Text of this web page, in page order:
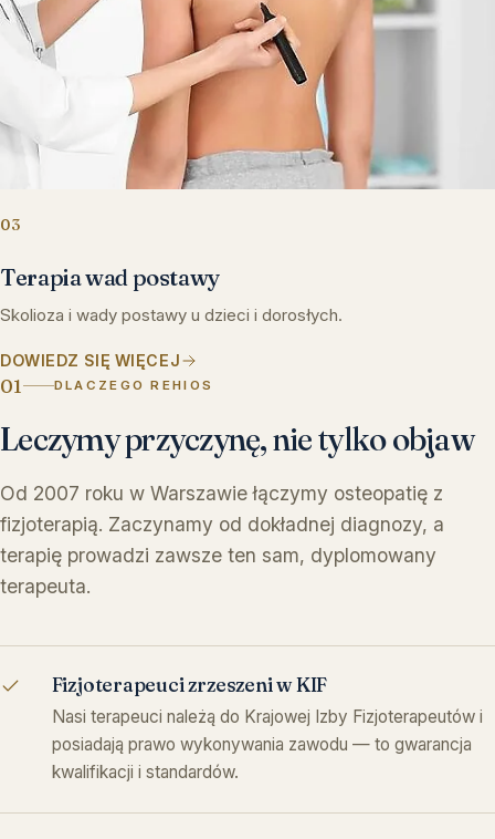
03
Terapia wad postawy
Skolioza i wady postawy u dzieci i dorosłych.
DOWIEDZ SIĘ WIĘCEJ
01 DLACZEGO REHIOS
Leczymy przyczynę, nie tylko objaw
Od 2007 roku w Warszawie łączymy osteopatię z
fizjoterapią. Zaczynamy od dokładnej diagnozy, a
terapię prowadzi zawsze ten sam, dyplomowany
terapeuta.
Fizjoterapeuci zrzeszeni w KIF
Nasi terapeuci należą do Krajowej Izby Fizjoterapeutów i
posiadają prawo wykonywania zawodu — to gwarancja
kwalifikacji i standardów.